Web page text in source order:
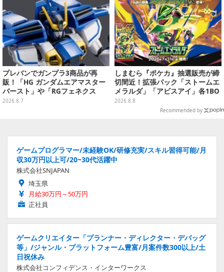
プレバンでガンプラ3商品が再
販！「HG ガンダムエアマスター
バースト」や「RGフェネクス
（ナラティブVer.）」も
2026.8.7
しまむら『ポケカ』抽選販売が締
切間近！拡張パック「ストームエ
メラルダ」「アビスアイ」各1BO
Xをラインナップ
2026.8.8
Recommended by
ゲームプログラマー/未経験OK/研修充実/スキル習得可能/月
収30万円以上可/20~30代活躍中
株式会社SNJAPAN
埼玉県
月給30万円～50万円
正社員
ゲームクリエイター「プランナー・ディレクター・デバッグ
等」/ジャンル・プラットフォーム豊富/月案件数300以上/土
日祝休み
株式会社コンフィデンス・インターワークス